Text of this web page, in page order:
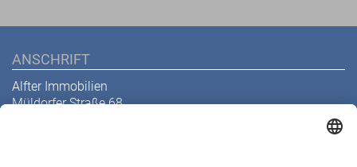
ANSCHRIFT
Alfter Immobilien
Müldorfer Straße 68